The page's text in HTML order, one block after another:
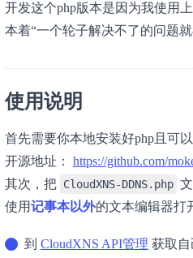
开发这个php版本是因为我使用
本着“一个轮子解决不了的问题
使用说明
首先需要你本地安装好php且可
开源地址：
https://github.com/
其次，把 CloudXNS-DDNS.php
使用记事本以外的文本编辑器打
到 CloudXNS API管理 获取自